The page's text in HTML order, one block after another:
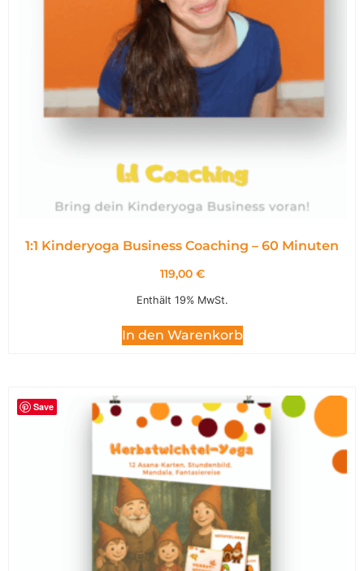
1:1 Kinderyoga Business Coaching – 60 Minuten
119,00 €
Enthält 19% MwSt.
In den Warenkorb
Save